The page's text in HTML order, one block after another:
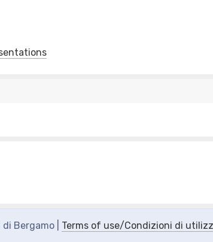
Bergamo | Terms of use/Condizioni di